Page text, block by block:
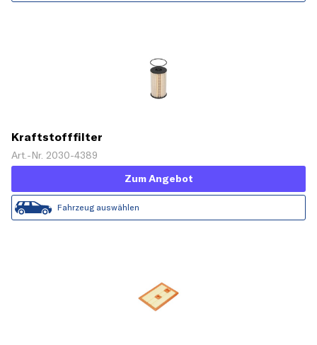
Kraftstofffilter
Art.-Nr. 2030-4389
Zum Angebot
Fahrzeug auswählen